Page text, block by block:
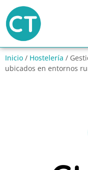
Inicio / Hostelería /
ubicados en entornos